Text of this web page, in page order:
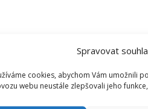
Spravovat
cookies, abychom Vám umožnili
webu neustále zlepšovali jeho